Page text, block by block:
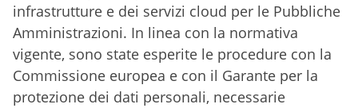
infrastrutture e dei servizi cloud per le Pubbliche
Amministrazioni. In linea con la normativa
vigente, sono state esperite le procedure con la
Commissione europea e con il Garante per la
protezione dei dati personali, necessarie